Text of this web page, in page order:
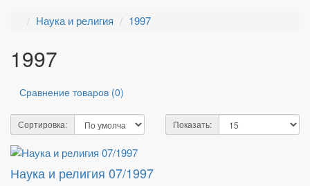
Наука и религия 1997
1997
Сравнение товаров (0)
Сортировка: Показать:
Наука и религия 07/1997